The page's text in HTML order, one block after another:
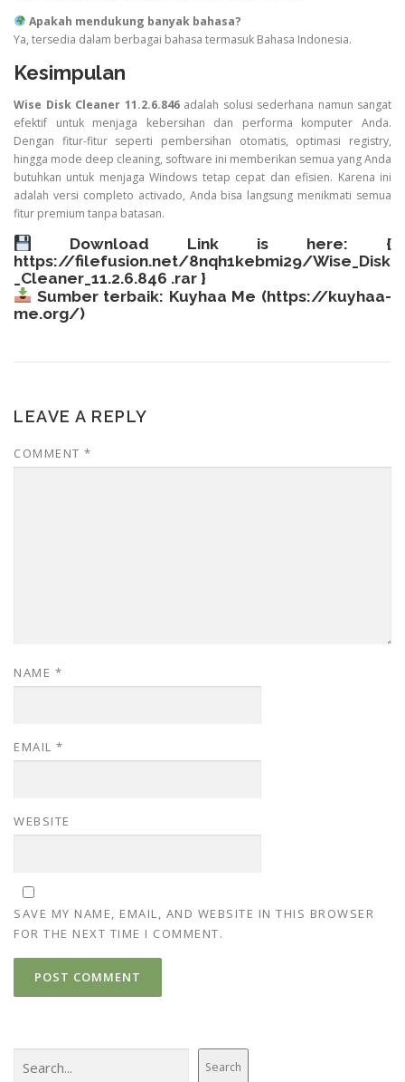
Apakah mendukung banyak bahasa?
Ya, tersedia dalam berbagai bahasa termasuk Bahasa Indonesia.
Kesimpulan
Wise Disk Cleaner 11.2.6.846adalah solusi sederhana namun sangat
efektif untuk menjaga kebersihan dan performa komputer Anda.
Dengan fitur-fitur seperti pembersihan otomatis, optimasi registry,
hingga mode deep cleaning, software ini memberikan semua yang Anda
butuhkan untuk menjaga Windows tetap cepat dan efisien. Karena ini
adalah versi completo activado, Anda bisa langsung menikmati semua
fitur premium tanpa batasan.
Download Link is here: {
https://filefusion.net/8nqh1kebmi29/Wise_Disk
_Cleaner_11.2.6.846 .rar }
Sumber terbaik: Kuyhaa Me (https://kuyhaa-
me.org/)
LEAVE A REPLY
COMMENT *
NAME *
EMAIL *
WEBSITE
SAVE MY NAME, EMAIL, AND WEBSITE IN THIS BROWSER
FOR THE NEXT TIME I COMMENT.
Search